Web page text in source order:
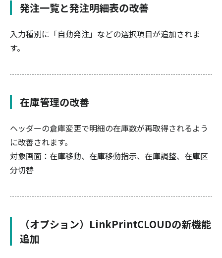
発注一覧と発注明細表の改善
入力種別に「自動発注」などの選択項目が追加されま
す。
在庫管理の改善
ヘッダーの倉庫変更で明細の在庫数が再取得されるよう
に改善されます。
対象画面：在庫移動、在庫移動指示、在庫調整、在庫区
分切替
（オプション）LinkPrintCLOUDの新機能
追加